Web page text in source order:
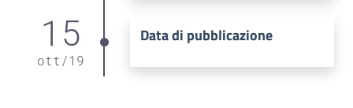
15
ott /19
Data di pubblicazione